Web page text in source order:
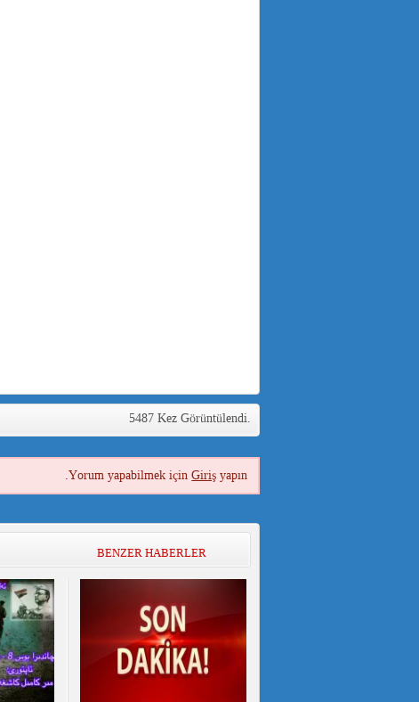
5487 Kez Görüntülendi.
Yorum yapabilmek içinGiriş yapın.
BENZER HABERLER